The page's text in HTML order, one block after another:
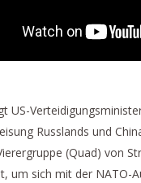
US-
Russlands und
(Quad) von
um sich mit der NATO-